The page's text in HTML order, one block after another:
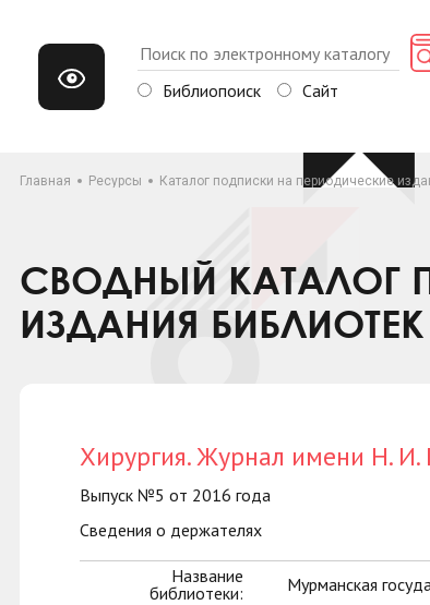
Библиопоиск Сайт
Главная Ресурсы Каталог подписки на периодические
СВОДНЫЙ КАТАЛОГ
ИЗДАНИЯ
Хирургия. Журнал имени Н. И.
Выпуск №5 от 2016 года
Сведения о держателях
Название
библиотеки:
Мурманская